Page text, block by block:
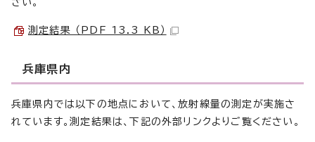
さい。
測定結果 （PDF 13.3 KB）
兵庫県内
兵庫県内では以下の地点において、放射線量の測定が実施さ
れています。測定結果は、下記の外部リンクよりご覧ください。